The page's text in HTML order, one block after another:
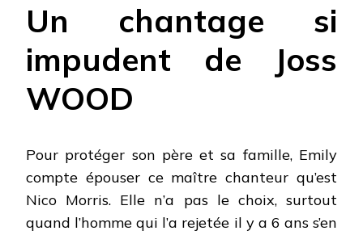
Un chantage si
impudent de Joss
WOOD
Pour protéger son père et sa famille, Emily
compte épouser ce maître chanteur qu’est
Nico Morris. Elle n’a pas le choix, surtout
quand l’homme qui l’a rejetée il y a 6 ans s’en